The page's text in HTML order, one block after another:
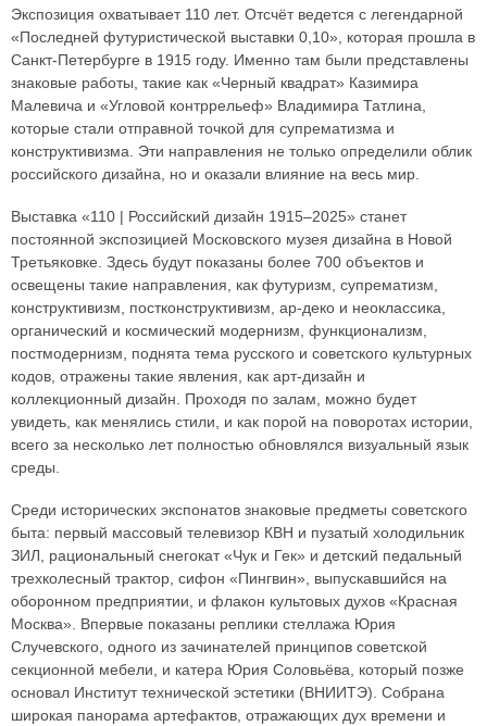
Экспозиция охватывает 110 лет. Отсчёт ведется с легендарной
«Последней футуристической выставки 0,10», которая прошла в
Санкт-Петербурге в 1915 году. Именно там были представлены
знаковые работы, такие как «Черный квадрат» Казимира
Малевича и «Угловой контррельеф» Владимира Татлина,
которые стали отправной точкой для супрематизма и
конструктивизма. Эти направления не только определили облик
российского дизайна, но и оказали влияние на весь мир.
Выставка «110 | Российский дизайн 1915–2025» станет
постоянной экспозицией Московского музея дизайна в Новой
Третьяковке. Здесь будут показаны более 700 объектов и
освещены такие направления, как футуризм, супрематизм,
конструктивизм, постконструктивизм, ар-деко и неоклассика,
органический и космический модернизм, функционализм,
постмодернизм, поднята тема русского и советского культурных
кодов, отражены такие явления, как арт-дизайн и
коллекционный дизайн. Проходя по залам, можно будет
увидеть, как менялись стили, и как порой на поворотах истории,
всего за несколько лет полностью обновлялся визуальный язык
среды.
Среди исторических экспонатов знаковые предметы советского
быта: первый массовый телевизор КВН и пузатый холодильник
ЗИЛ, рациональный снегокат «Чук и Гек» и детский педальный
трехколесный трактор, сифон «Пингвин», выпускавшийся на
оборонном предприятии, и флакон культовых духов «Красная
Москва». Впервые показаны реплики стеллажа Юрия
Случевского, одного из зачинателей принципов советской
секционной мебели, и катера Юрия Соловьёва, который позже
основал Институт технической эстетики (ВНИИТЭ). Собрана
широкая панорама артефактов, отражающих дух времени и